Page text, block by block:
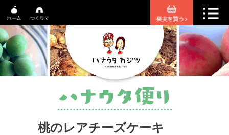
桃のレアチーズケーキ